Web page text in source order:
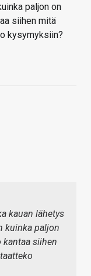
paljon on
siihen mitä
kysymyksiin?
kauan lähetys
kuinka paljon
kantaa siihen